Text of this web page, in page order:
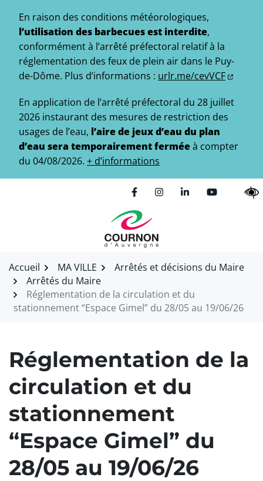
contenu
En raison des conditions météorologiques,
l’utilisation des barbecues est interdite,
conformément à l’arrêté préfectoral relatif à la
réglementation des feux de plein air dans le Puy-
de-Dôme. Plus d’informations : urlr.me/cevVCF
En application de l’arrêté préfectoral du 28 juillet
2026 instaurant des mesures de restriction des
usages de l’eau, l’aire de jeux d’eau du plan
d’eau sera temporairement ferméeà compter
du 04/08/2026. + d’informations
Lien vers le compte
Lien vers le compte
Lien vers le
Lien vers la
Accueil MA VILLE
Arrêtés et décisions du Maire
Arrêtés du Maire
Réglementation de la circulation et du
stationnement “Espace Gimel” du 28/05 au 19/06/26
Réglementation de la
circulation et du
stationnement
“Espace Gimel” du
28/05 au 19/06/26